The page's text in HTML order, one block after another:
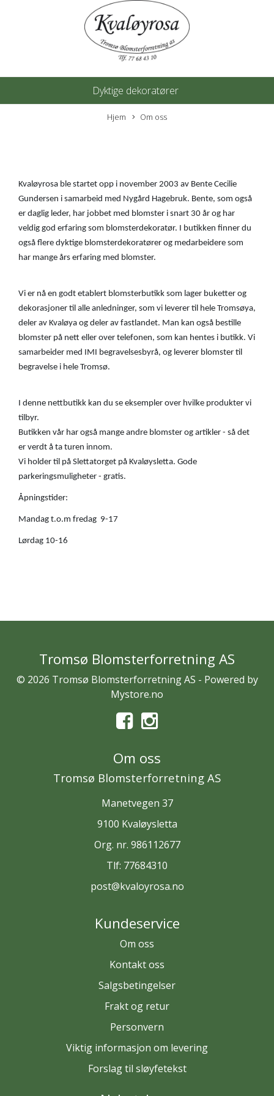
Dyktige dekoratører
Hjem Om oss
Kvaløyrosa ble startet opp i november 2003 av Bente Cecilie
Gundersen i samarbeid med Nygård Hagebruk. Bente, som også
er daglig leder, har jobbet med blomster i snart 30 år og har
veldig god erfaring som blomsterdekoratør. I butikken finner du
også flere dyktige blomsterdekoratører og medarbeidere som
har mange års erfaring med blomster.
Vi er nå en godt etablert blomsterbutikk som lager buketter og
dekorasjoner til alle anledninger, som vi leverer til hele Tromsøya,
deler av Kvaløya og deler av fastlandet. Man kan også bestille
blomster på nett eller over telefonen, som kan hentes i butikk. Vi
samarbeider med IMI begravelsesbyrå, og leverer blomster til
begravelse i hele Tromsø.
I denne nettbutikk kan du se eksempler over hvilke produkter vi
tilbyr.
Butikken vår har også mange andre blomster og artikler - så det
er verdt å ta turen innom.
Vi holder til på Slettatorget på Kvaløysletta. Gode
parkeringsmuligheter - gratis.
Åpningstider:
Mandag t.o.m fredag 9-17
Lørdag 10-16
Tromsø Blomsterforretning AS
© 2026 Tromsø Blomsterforretning AS - Powered by
Mystore.no
Om oss
Tromsø Blomsterforretning AS
Manetvegen 37
9100 Kvaløysletta
Org. nr. 986112677
Tlf: 77684310
post@kvaloyrosa.no
Kundeservice
Om oss
Kontakt oss
Salgsbetingelser
Frakt og retur
Personvern
Viktig informasjon om levering
Forslag til sløyfetekst